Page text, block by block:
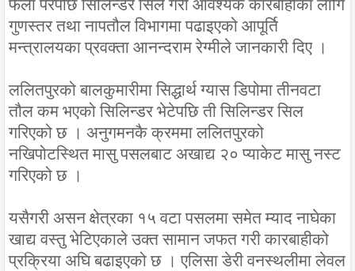
फेला परेपछि सिलिन्डर सिल गरी आवश्यक कारबाहीका लागि
गुणस्तर तथा नापतौल विभागमा पढाइएको आपूर्ति
मन्त्रालयका प्रवक्ता आनन्दराम रेग्मीले जानकारी दिए ।
ललितपुरको बालकुमारीमा सिद्धार्थ ग्यास डिपोमा तीनवटा
तौल कम भएको सिलिन्डर भेटेपछि ती सिलिन्डर सिल
गरिएको छ । अनुगमनकै क्रममा ललितपुरको
नखिपोटस्थित मासु पसलबाट अखाद्य २० प्याकेट मासु नस्ट
गरिएको छ ।
यसैगरी असन क्षेत्रका १५ वटा पसलमा समेत म्याद नाघेका
खाद्य वस्तु भेटिएकाले उक्त सामान जफत गरी कारबाहीको
प्रक्रिया अघि बढाइएको छ । एलिसा डेरी वनस्थलीमा लेवल